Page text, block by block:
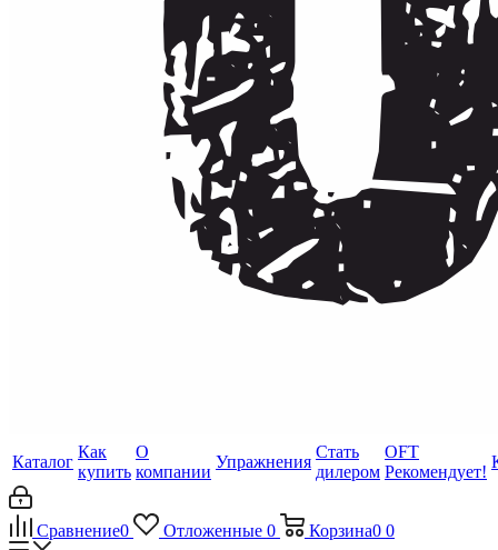
Каталог
Как
купить
О
компании
Упражнения
Стать
дилером
OFT
Рекомендует!
Сравнение0 Отложенные 0 Корзина0 0